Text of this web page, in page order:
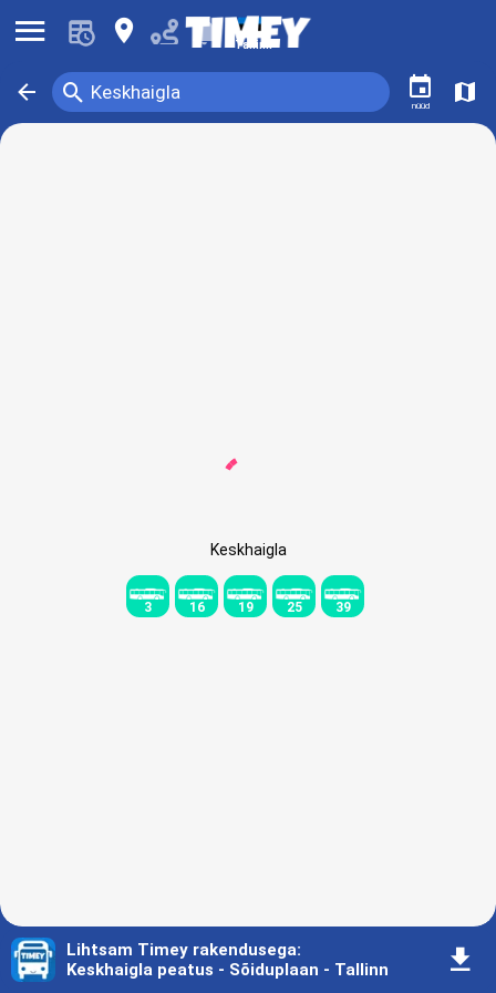
󰍜 󰍎 󰂚 Tallinn
󰁍 Keskhaigla
󰍉 󰃭
nüüd
󰍍
Keskhaigla
3 16 19 25 39
Lihtsam Timey rakendusega:
Keskhaigla peatus - Sõiduplaan - Tallinn
󰇚